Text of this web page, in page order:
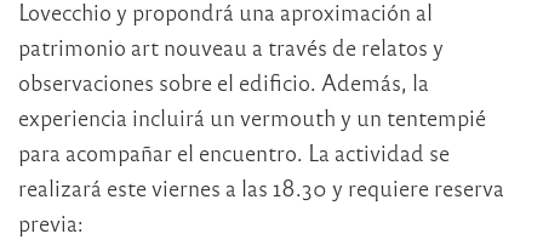
Lovecchio y propondrá una aproximación al
patrimonio art nouveau a través de relatos y
observaciones sobre el edificio. Además, la
experiencia incluirá un vermouth y un tentempié
para acompañar el encuentro. La actividad se
realizará este viernes a las 18.30 y requiere reserva
previa: